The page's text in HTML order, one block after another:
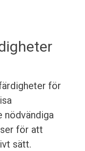
för
nödvändiga
för att
sätt.